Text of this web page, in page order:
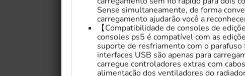
Sense simultaneamente, de forma
carregamento ajudarão você a
【Compatibilidade de consoles de
consoles ps5 é compatível com as
suporte de resfriamento com o
interfaces USB são apenas para
carregue controladores extras com
alimentação dos ventiladores do